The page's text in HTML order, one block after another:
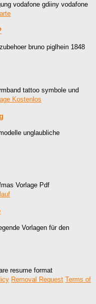
vodafone gdiiny vodafone
bruno piglhein 1848
tattoo symbole und
unglaubliche
Vorlage Pdf
Vorlagen für den
resume format
Removal Request Terms of